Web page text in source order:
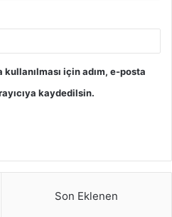
için adım, e-posta
kaydedilsin.
Son Eklenen